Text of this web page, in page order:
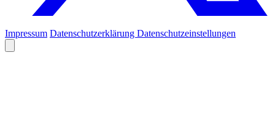
Impressum Datenschutzerklärung Datenschutzeinstellungen